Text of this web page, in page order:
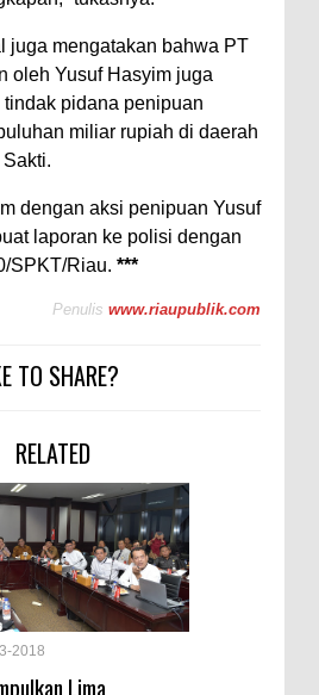
juga mengatakan bahwa PT
oleh Yusuf Hasyim juga
pidana penipuan
miliar rupiah di daerah
dengan aksi penipuan Yusuf
laporan ke polisi dengan
SPKT/Riau. ***
Penulis www.riaupublik.com
TO SHARE?
RELATED
2018
Lima